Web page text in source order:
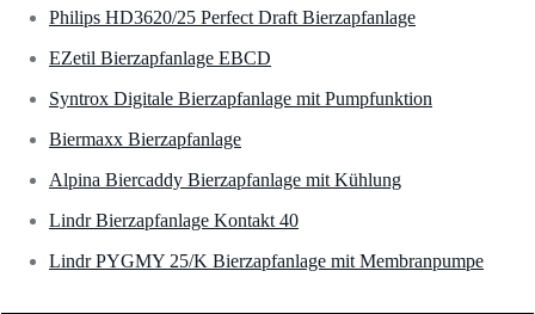
Philips HD3620/25 Perfect Draft Bierzapfanlage
EZetil Bierzapfanlage EBCD
Syntrox Digitale Bierzapfanlage mit Pumpfunktion
Biermaxx Bierzapfanlage
Alpina Biercaddy Bierzapfanlage mit Kühlung
Lindr Bierzapfanlage Kontakt 40
Lindr PYGMY 25/K Bierzapfanlage mit Membranpumpe